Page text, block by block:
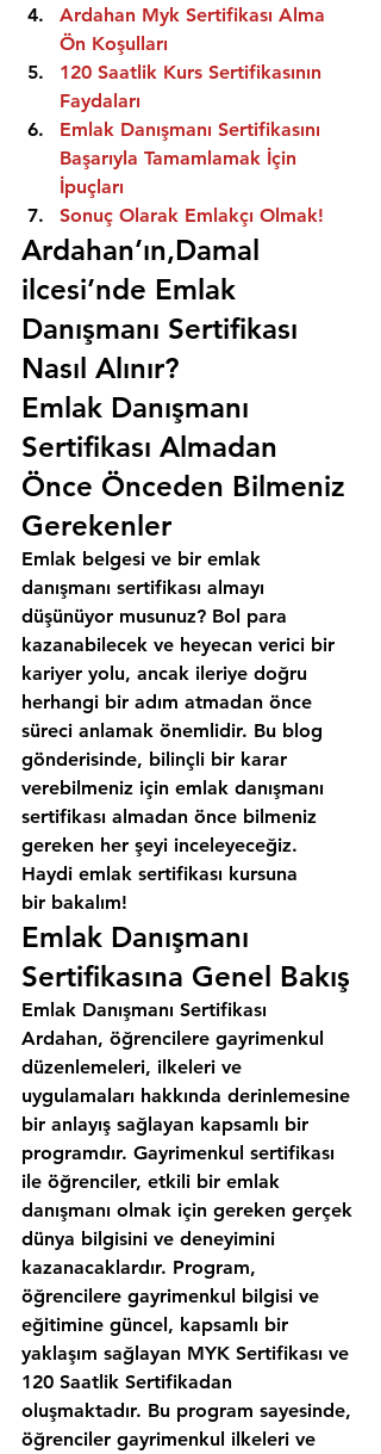
Ardahan Myk Sertifikası Alma
Ön Koşulları
120 Saatlik Kurs Sertifikasının
Faydaları
Emlak Danışmanı Sertifikasını
Başarıyla Tamamlamak İçin
İpuçları
Sonuç Olarak Emlakçı Olmak!
Ardahan’ın,Damal
ilcesi’nde Emlak
Danışmanı Sertifikası
Nasıl Alınır?
Emlak Danışmanı
Sertifikası Almadan
Önce Önceden Bilmeniz
Gerekenler
Emlak belgesi ve bir emlak
danışmanı sertifikası almayı
düşünüyor musunuz? Bol para
kazanabilecek ve heyecan verici bir
kariyer yolu, ancak ileriye doğru
herhangi bir adım atmadan önce
süreci anlamak önemlidir. Bu blog
gönderisinde, bilinçli bir karar
verebilmeniz için emlak danışmanı
sertifikası almadan önce bilmeniz
gereken her şeyi inceleyeceğiz.
Haydi emlak sertifikası kursuna
bir bakalım!
Emlak Danışmanı
Sertifikasına Genel Bakış
Emlak Danışmanı Sertifikası
Ardahan, öğrencilere gayrimenkul
düzenlemeleri, ilkeleri ve
uygulamaları hakkında derinlemesine
bir anlayış sağlayan kapsamlı bir
programdır. Gayrimenkul sertifikası
ile öğrenciler, etkili bir emlak
danışmanı olmak için gereken gerçek
dünya bilgisini ve deneyimini
kazanacaklardır. Program,
öğrencilere gayrimenkul bilgisi ve
eğitimine güncel, kapsamlı bir
yaklaşım sağlayan MYK Sertifikası ve
120 Saatlik Sertifikadan
oluşmaktadır. Bu program sayesinde,
öğrenciler gayrimenkul ilkeleri ve